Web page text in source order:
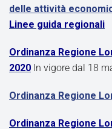
delle attività
Linee guida regionali
Ordinanza Regione
2020 In vigore dal 18
Ordinanza Regione
Ordinanza Regione